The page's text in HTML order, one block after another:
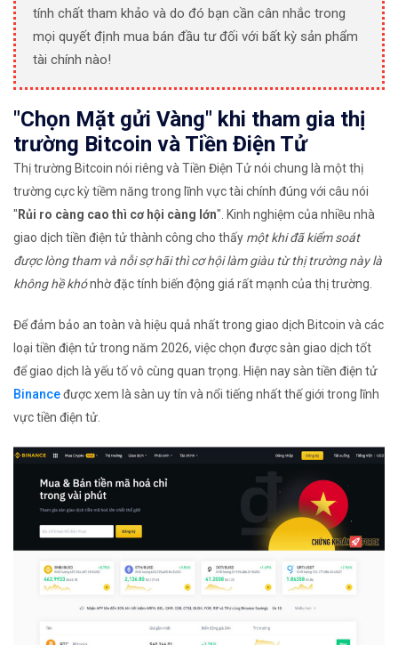
tính chất tham khảo và do đó bạn cần cân nhắc trong
mọi quyết định mua bán đầu tư đối với bất kỳ sản phẩm
tài chính nào!
"Chọn Mặt gửi Vàng" khi tham gia thị
trường Bitcoin và Tiền Điện Tử
Thị trường Bitcoin nói riêng và Tiền Điện Tử nói chung là một thị
trường cực kỳ tiềm năng trong lĩnh vực tài chính đúng với câu nói
" Rủi ro càng cao thì cơ hội càng lớn". Kinh nghiệm của nhiều nhà
giao dịch tiền điện tử thành công cho thấy một khi đã kiểm soát
được lòng tham và nỗi sợ hãi thì cơ hội làm giàu từ thị trường này là
không hề khónhờ đặc tính biến động giá rất mạnh của thị trường.
Để đảm bảo an toàn và hiệu quả nhất trong giao dịch Bitcoin và các
loại tiền điện tử trong năm 2026, việc chọn được sàn giao dịch tốt
để giao dịch là yếu tố vô cùng quan trọng. Hiện nay sàn tiền điện tử
Binanceđược xem là sàn uy tín và nổi tiếng nhất thế giới trong lĩnh
vực tiền điện tử.